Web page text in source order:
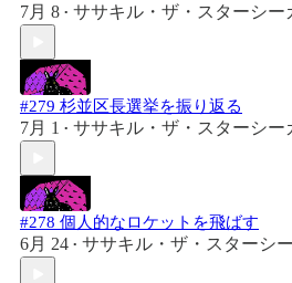
7月 8 • ササキル・ザ・スターシー
#279 杉並区長選挙を振り返る
7月 1 • ササキル・ザ・スターシー
#278 個人的なロケットを飛ばす
6月 24 • ササキル・ザ・スターシ